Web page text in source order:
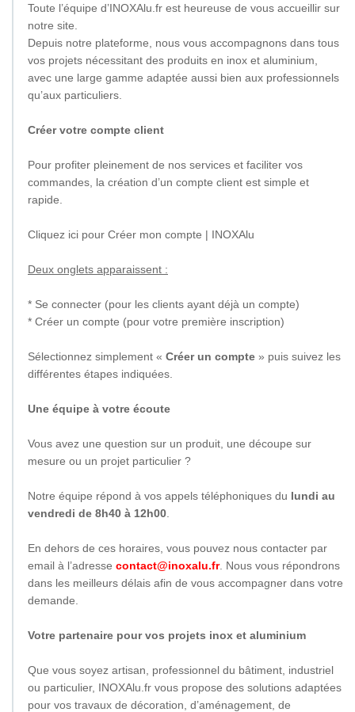
Toute l’équipe d’INOXAlu.fr est heureuse de vous accueillir sur
notre site.
Depuis notre plateforme, nous vous accompagnons dans tous
vos projets nécessitant des produits en inox et aluminium,
avec une large gamme adaptée aussi bien aux professionnels
qu’aux particuliers.
Créer votre compte client
Pour profiter pleinement de nos services et faciliter vos
commandes, la création d’un compte client est simple et
rapide.
Cliquez ici pour Créer mon compte | INOXAlu
Deux onglets apparaissent :
* Se connecter (pour les clients ayant déjà un compte)
* Créer un compte (pour votre première inscription)
Sélectionnez simplement « Créer un compte » puis suivez les
différentes étapes indiquées.
Une équipe à votre écoute
Vous avez une question sur un produit, une découpe sur
mesure ou un projet particulier ?
Notre équipe répond à vos appels téléphoniques du lundi au
vendredi de 8h40 à 12h00
En dehors de ces horaires, vous pouvez nous contacter par
email à l’adresse contact@inoxalu.fr. Nous vous répondrons
dans les meilleurs délais afin de vous accompagner dans votre
demande.
Votre partenaire pour vos projets inox et aluminium
Que vous soyez artisan, professionnel du bâtiment, industriel
ou particulier, INOXAlu.fr vous propose des solutions adaptées
pour vos travaux de décoration, d’aménagement, de